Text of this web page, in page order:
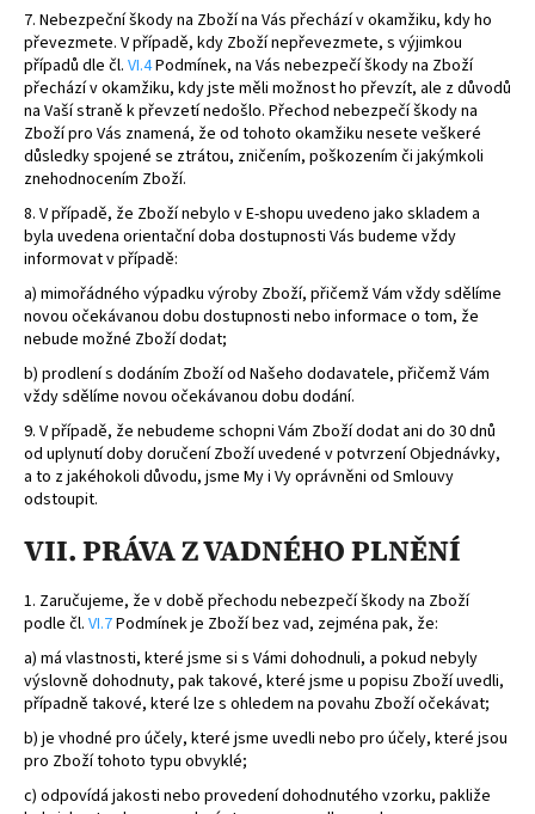
7. Nebezpeční škody na Zboží na Vás přechází v okamžiku, kdy ho
převezmete. V případě, kdy Zboží nepřevezmete, s výjimkou
případů dle čl. VI.4Podmínek, na Vás nebezpečí škody na Zboží
přechází v okamžiku, kdy jste měli možnost ho převzít, ale z důvodů
na Vaší straně k převzetí nedošlo. Přechod nebezpečí škody na
Zboží pro Vás znamená, že od tohoto okamžiku nesete veškeré
důsledky spojené se ztrátou, zničením, poškozením či jakýmkoli
znehodnocením Zboží.
8. V případě, že Zboží nebylo v E-shopu uvedeno jako skladem a
byla uvedena orientační doba dostupnosti Vás budeme vždy
informovat v případě:
a) mimořádného výpadku výroby Zboží, přičemž Vám vždy sdělíme
novou očekávanou dobu dostupnosti nebo informace o tom, že
nebude možné Zboží dodat;
b) prodlení s dodáním Zboží od Našeho dodavatele, přičemž Vám
vždy sdělíme novou očekávanou dobu dodání.
9. V případě, že nebudeme schopni Vám Zboží dodat ani do 30 dnů
od uplynutí doby doručení Zboží uvedené v potvrzení Objednávky,
a to z jakéhokoli důvodu, jsme My i Vy oprávněni od Smlouvy
odstoupit.
VII. PRÁVA Z VADNÉHO PLNĚNÍ
1. Zaručujeme, že v době přechodu nebezpečí škody na Zboží
podle čl. VI.7Podmínek je Zboží bez vad, zejména pak, že:
a) má vlastnosti, které jsme si s Vámi dohodnuli, a pokud nebyly
výslovně dohodnuty, pak takové, které jsme u popisu Zboží uvedli,
případně takové, které lze s ohledem na povahu Zboží očekávat;
b) je vhodné pro účely, které jsme uvedli nebo pro účely, které jsou
pro Zboží tohoto typu obvyklé;
c) odpovídá jakosti nebo provedení dohodnutého vzorku, pakliže